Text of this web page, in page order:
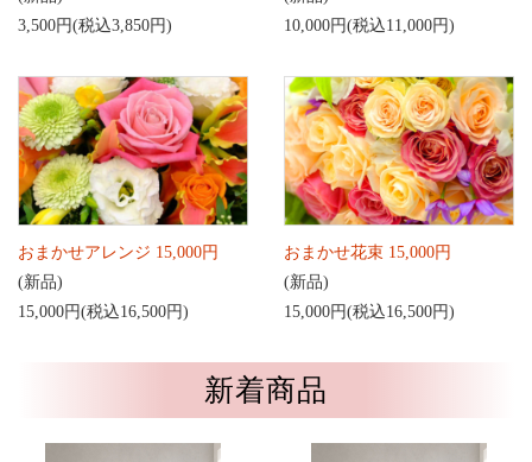
3,500円(税込3,850円)
10,000円(税込11,000円)
おまかせアレンジ 15,000円
(新品)
15,000円(税込16,500円)
おまかせ花束 15,000円
(新品)
15,000円(税込16,500円)
新着商品